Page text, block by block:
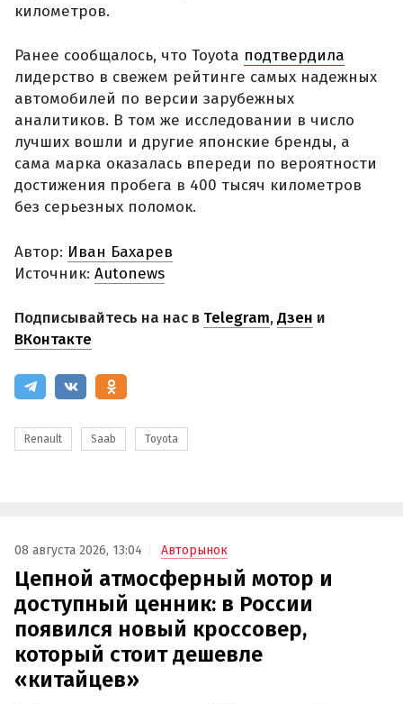
километров.
Ранее сообщалось, что Toyota подтвердила
лидерство в свежем рейтинге самых надежных
автомобилей по версии зарубежных
аналитиков. В том же исследовании в число
лучших вошли и другие японские бренды, а
сама марка оказалась впереди по вероятности
достижения пробега в 400 тысяч километров
без серьезных поломок.
Автор: Иван Бахарев
Источник: Autonews
Подписывайтесь на нас в Telegram,Дзен и
ВКонтакте
Renault Saab Toyota
08 августа 2026, 13:04 Авторынок
Цепной атмосферный мотор и
доступный ценник: в России
появился новый кроссовер,
который стоит дешевле
«китайцев»